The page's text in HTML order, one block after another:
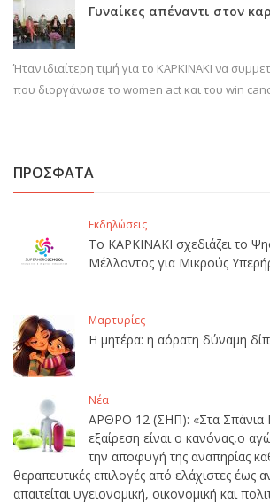
Γυναίκες απέναντι στον
Ήταν ιδιαίτερη τιμή για το ΚΑΡΚΙΝΑΚΙ να
που διοργάνωσε το women act και του win
ΠΡΟΣΦΑΤΑ
Εκδηλώσεις
Το ΚΑΡΚΙΝΑΚΙ σχεδιάζει το
Μέλλοντος για Μικρούς
Μαρτυρίες
Η μητέρα: η αόρατη δύναμη
Νέα
ΑΡΘΡΟ 12 (ΣΗΠ): «Στα Σπάνια
εξαίρεση είναι ο κανόνας,ο
την αποφυγή της αναπηρίας
θεραπευτικές επιλογές από ελάχιστες έως
απαιτείται υγειονομική, οικονομική και